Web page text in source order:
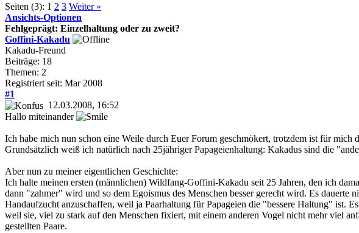
Seiten (3): 1 2 3 Weiter »
Ansichts-Optionen
Fehlgeprägt: Einzelhaltung oder zu zweit?
Goffini-Kakadu
Kakadu-Freund
Beiträge: 18
Themen: 2
Registriert seit: Mar 2008
#1
12.03.2008, 16:52
Hallo miteinander
Ich habe mich nun schon eine Weile durch Euer Forum geschmökert, trotzdem ist für mich
Grundsätzlich weiß ich natürlich nach 25jähriger Papageienhaltung: Kakadus sind die
Aber nun zu meiner eigentlichen Geschichte:
Ich halte meinen ersten (männlichen) Wildfang-Goffini-Kakadu seit 25 Jahren, den ich
dann "zahmer" wird und so dem Egoismus des Menschen besser gerecht wird. Es
Handaufzucht anzuschaffen, weil ja Paarhaltung für Papageien die "bessere Haltung" ist.
weil sie, viel zu stark auf den Menschen fixiert, mit einem anderen Vogel nicht mehr viel
gestellten Paare.